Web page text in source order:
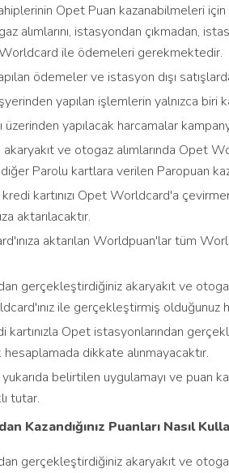
Opet Puan kazanabilmeleri için
alımlarını, istasyondan çıkmadan,
ile ödemeleri gerekmektedir.
ödemeler ve istasyon dışı
yapılan işlemlerin yalnızca
üzerinden yapılacak harcamalar
ve otogaz alımlarında Opet
Parolu kartlara verilen Paropuan
kredi kartınızı Opet Worldcard'a
aktarılacaktır.
aktarılan Worldpuan'lar tüm
gerçekleştirdiğiniz akaryakıt ve
ile gerçekleştirmiş olduğunuz
kartınızla Opet istasyonlarından
hesaplamada dikkate alınmayacaktır.
belirtilen uygulamayı ve puan
tutar.
Kazandığınız Puanları Nasıl
gerçekleştirdiğiniz akaryakıt ve